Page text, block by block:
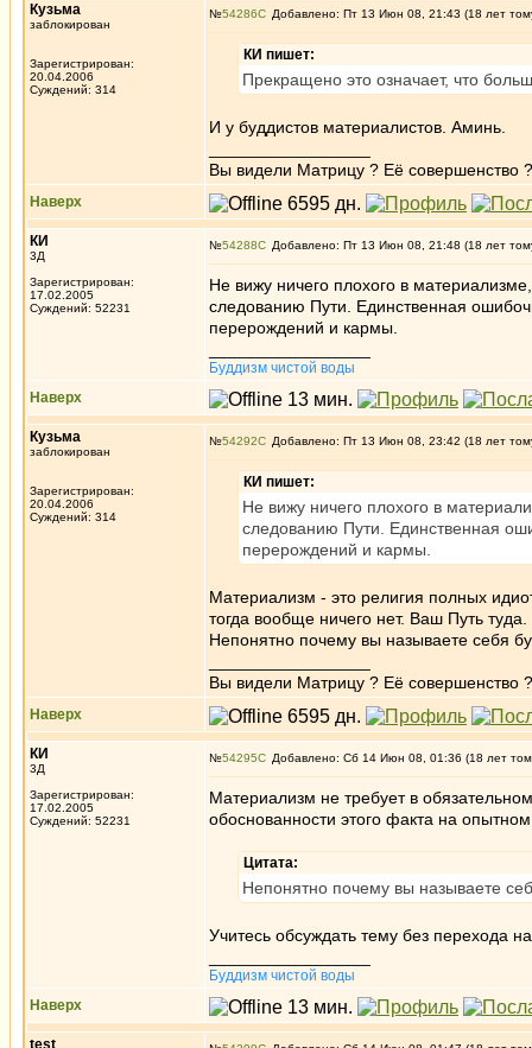
Кузьма
заблокирован
Зарегистрирован:
20.04.2006
Суждений: 314
№54286 Добавлено: Пт 13 Июн 08, 21:43 (18 лет
КИ пишет:
Прекращено это означает, что
И у буддистов материалистов. Аминь.
Вы видели Матрицу ? Её совершенство
Наверх
КИ
3Д
Зарегистрирован:
17.02.2005
Суждений: 52231
№54288 Добавлено: Пт 13 Июн 08, 21:48 (18 лет
Не вижу ничего плохого в
следованию Пути. Единственная
перерождений и кармы.
Буддизм чистой воды
Наверх
Кузьма
заблокирован
Зарегистрирован:
20.04.2006
Суждений: 314
№54292 Добавлено: Пт 13 Июн 08, 23:42 (18 лет
КИ пишет:
Не вижу ничего плохого в
следованию Пути. Единственная
перерождений и кармы.
Материализм - это религия полных
тогда вообще ничего нет. Ваш Путь туда.
Непонятно почему вы называете себя
Вы видели Матрицу ? Её совершенство
Наверх
КИ
3Д
Зарегистрирован:
17.02.2005
Суждений: 52231
№54295 Добавлено: Сб 14 Июн 08, 01:36 (18 лет
Материализм не требует в
обоснованности этого факта на
Цитата:
Непонятно почему вы называете
Учитесь обсуждать тему без перехода
Буддизм чистой воды
Наверх
test